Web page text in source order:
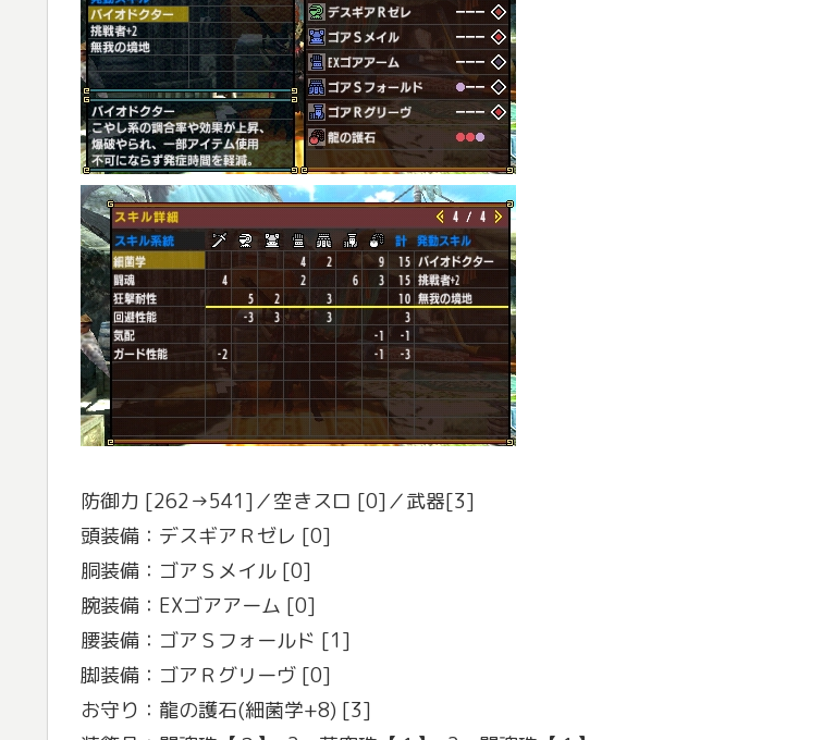
防御力 [262→541]／空きスロ [0]／武器[3]
頭装備：デスギアＲゼレ [0]
胴装備：ゴアＳメイル [0]
腕装備：EXゴアアーム [0]
腰装備：ゴアＳフォールド [1]
脚装備：ゴアＲグリーヴ [0]
お守り：龍の護石(細菌学+8) [3]